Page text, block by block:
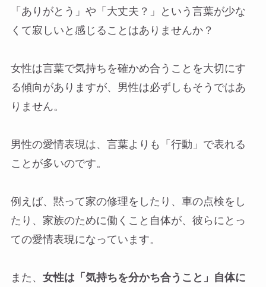
「ありがとう」や「大丈夫？」という言葉が少な
くて寂しいと感じることはありませんか？
女性は言葉で気持ちを確かめ合うことを大切にす
る傾向がありますが、男性は必ずしもそうではあ
りません。
男性の愛情表現は、言葉よりも「行動」で表れる
ことが多いのです。
例えば、黙って家の修理をしたり、車の点検をし
たり、家族のために働くこと自体が、彼らにとっ
ての愛情表現になっています。
また、 女性は「気持ちを分かち合うこと」自体に